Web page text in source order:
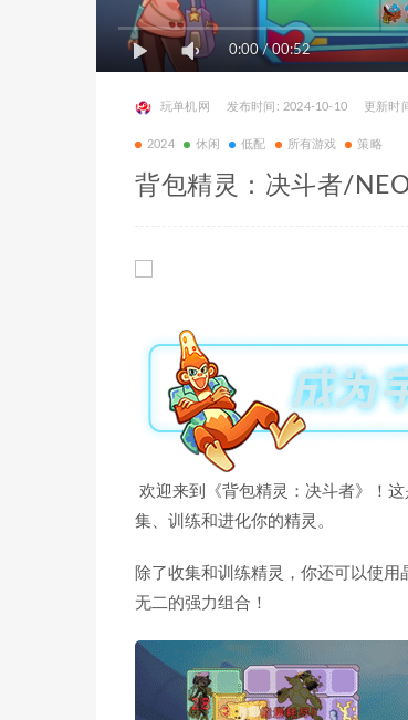
0:00/00:52
玩单机网 发布时间: 2024-10-10 更新时
2024 休闲 低配 所有游戏 策略
背包精灵：决斗者/
欢迎来到《背包精灵：决斗者》！
集、训练和进化你的精灵。
除了收集和训练精灵，你还可以使
无二的强力组合！